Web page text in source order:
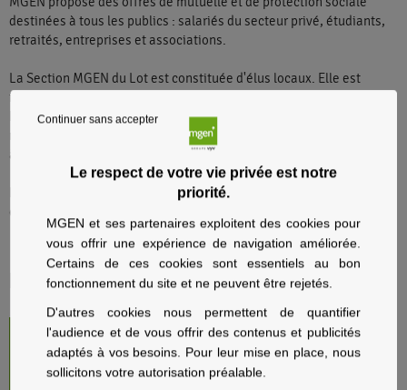
Le respect de votre vie privée est notre
priorité.
MGEN et ses partenaires exploitent des cookies pour
vous offrir une expérience de navigation améliorée.
Certains de ces cookies sont essentiels au bon
fonctionnement du site et ne peuvent être rejetés.
D'autres cookies nous permettent de quantifier
l'audience et de vous offrir des contenus et publicités
adaptés à vos besoins. Pour leur mise en place, nous
sollicitons votre autorisation préalable.
Continuer sans accepter
destinées à tous les publics : salariés du secteur privé, étudiants,
retraités, entreprises et associations.
La Section MGEN du Lot est constituée d'élus locaux. Elle est
impliquée au quotidien dans de nombreuses actions de prévention.
Faites confiance à MGEN pour bénéficier d'un engagement
responsable et militant, en matière d'assurance santé et mutuelle
N'hésitez pas à vous inscrire aux événements que nous organisons
Informations locales
Actualité régionale MGEN Occitanie
Pour suivre les actualités MGEN Occitanie, nous suivre sur
Facebook OCCITANIE